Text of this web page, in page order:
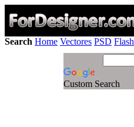
Search Home Vectores PSD Flash
Custom Search